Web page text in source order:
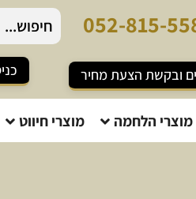
52-815-55
ובקשת הצעת מחיר
מוצרי הלחמה מוצרי חיווט